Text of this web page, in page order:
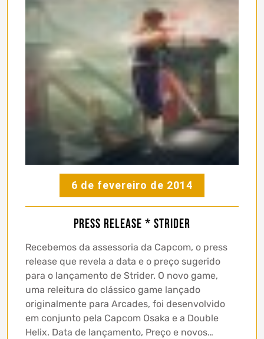
6 de fevereiro de 2014
Press Release * Strider
Recebemos da assessoria da Capcom, o press
release que revela a data e o preço sugerido
para o lançamento de Strider. O novo game,
uma releitura do clássico game lançado
originalmente para Arcades, foi desenvolvido
em conjunto pela Capcom Osaka e a Double
Helix. Data de lançamento, Preço e novos…